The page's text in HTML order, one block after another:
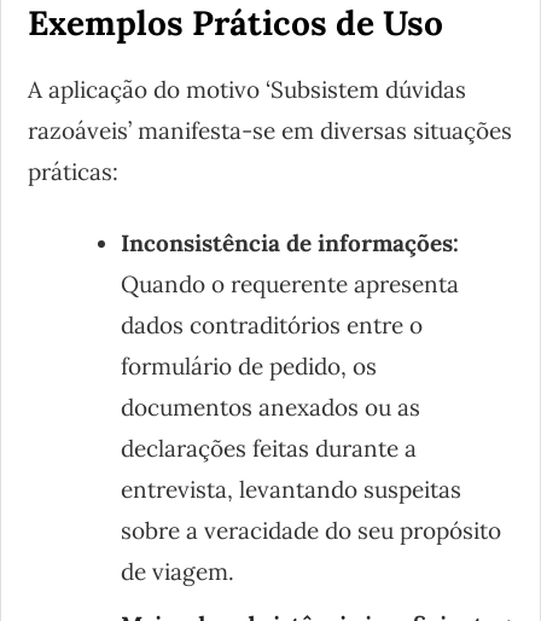
Exemplos Práticos de Uso
A aplicação do motivo ‘Subsistem dúvidas
razoáveis’ manifesta-se em diversas situações
práticas:
Inconsistência de informações:
Quando o requerente apresenta
dados contraditórios entre o
formulário de pedido, os
documentos anexados ou as
declarações feitas durante a
entrevista, levantando suspeitas
sobre a veracidade do seu propósito
de viagem.